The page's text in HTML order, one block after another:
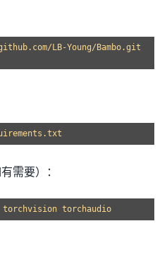
LB-Young/Bambo.git
需要）：